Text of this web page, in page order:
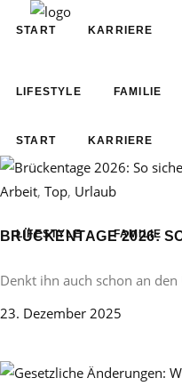
START KARRIERE
LIFESTYLE FAMILIE
START KARRIERE
LIFESTYLE FAMILIE
Arbeit, Top, Urlaub
BRÜCKENTAGE 2026:
Denkt ihn auch schon an
23. Dezember 2025